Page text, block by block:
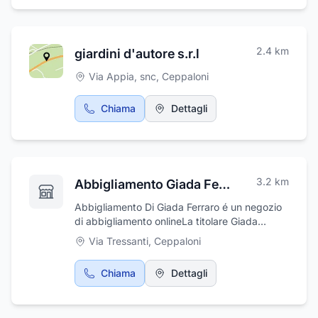
giardini d'autore s.r.l 2.4 km
Via Appia, snc, Ceppaloni
Chiama Dettagli
Abbigliamento Giada Ferraro 3.2 km
Abbigliamento Di Giada Ferraro é un negozio
di abbigliamento onlineLa titolare Giada
Ferraro è una ragazza qualificata e con
esperienza nel settore moda, sempre pronta
ad andare in contro alle esigenze del cliente
rispondendo sempre a tutte le esigenze, ma
moda e innovativi.
Via Tressanti, Ceppaloni
Chiama Dettagli